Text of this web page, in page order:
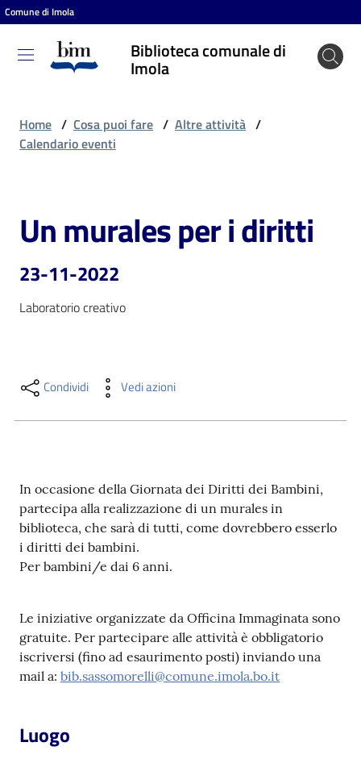
Vai al contenuto
Vai alla navigazione
Vai al footer
Comune di Imola
Biblioteca comunale di
Imola
Biblioteca
comunale
Cosa
puoi
fare
contenuti
Piani
Archivio
storico
Home / Cosa puoi fare / Altre attività /
Calendario eventi
Salta al contenuto
Un murales per i diritti
23-11-2022
Laboratorio creativo
Condividi Vedi azioni
In occasione della Giornata dei Diritti dei Bambini,
partecipa alla realizzazione di un murales in
biblioteca, che sarà di tutti, come dovrebbero esserlo
i diritti dei bambini.
Per bambini/e dai 6 anni.
Le iniziative organizzate da Officina Immaginata sono
gratuite. Per partecipare alle attività è obbligatorio
iscriversi (fino ad esaurimento posti) inviando una
mail a: bib.sassomorelli@comune.imola.bo.it
Luogo